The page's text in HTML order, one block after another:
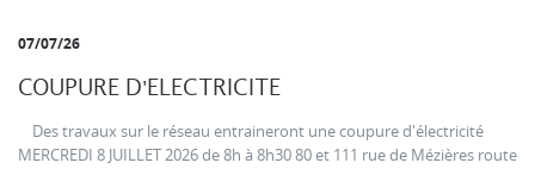
07/07/26
COUPURE D'ELECTRICITE
Des travaux sur le réseau entraineront une coupure d'électricité
MERCREDI 8 JUILLET 2026 de 8h à 8h30 80 et 111 rue de Mézières route